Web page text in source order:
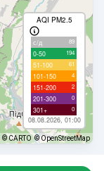
AQI PM2.5
с/д 89
0-50 194
51-100 61
101-150 4
151-200 2
201-300 0
301+ 0
08.08.2026, 01:00
© CARTO © OpenStreetMap